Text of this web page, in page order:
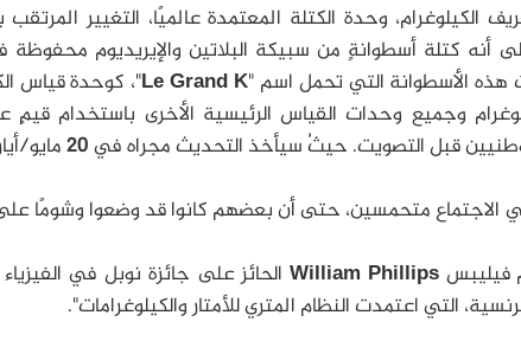
الكيلوغرام، وحدة الكتلة المعتمدة عالميًا، التغيير
أنه كتلة أسطوانةٍ من سبيكة البلاتين والإيريديوم
هذه الأسطوانة التي تحمل اسم "Le Grand K"، كوحدة قياس
وجميع وحدات القياس الرئيسية الأخرى باستخدام
قبل التصويت. حيثُ سيأخذ التحديث مجراه في20مايو/
الاجتماع متحمسين، حتى أن بعضهم كانوا قد وضعوا وشومًا على
فيليبسWilliam Phillipsالحائز على جائزة نوبل في
التي اعتمدت النظام المتري للأمتار والكيلوغرامات".